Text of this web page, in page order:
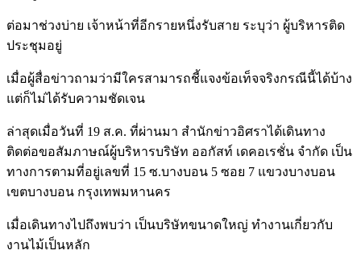
ต่อมาช่วงบ่าย เจ้าหน้าที่อีกรายหนึ่งรับสาย ระบุว่า ผู้บริหารติด
ประชุมอยู่
เมื่อผู้สื่อข่าวถามว่ามีใครสามารถชี้แจงข้อเท็จจริงกรณีนี้ได้บ้าง
แต่ก็ไม่ได้รับความชัดเจน
ล่าสุดเมื่อวันที่ 19 ส.ค. ที่ผ่านมา สำนักข่าวอิศราได้เดินทาง
ติดต่อขอสัมภาษณ์ผู้บริหารบริษัท ออกัสท์ เดคอเรชั่น จำกัด เป็น
ทางการตามที่อยู่เลขที่ 15 ซ.บางบอน 5 ซอย 7 แขวงบางบอน
เขตบางบอน กรุงเทพมหานคร
เมื่อเดินทางไปถึงพบว่า เป็นบริษัทขนาดใหญ่ ทำงานเกี่ยวกับ
งานไม้เป็นหลัก